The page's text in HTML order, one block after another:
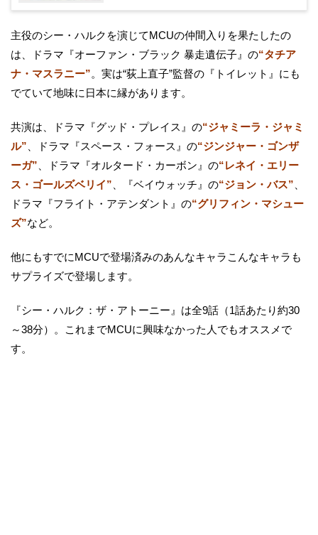
主役のシー・ハルクを演じてMCUの仲間入りを果たしたの
は、ドラマ『オーファン・ブラック 暴走遺伝子』の“タチア
ナ・マスラニー”。実は“荻上直子”監督の『トイレット』にも
でていて地味に日本に縁があります。
共演は、ドラマ『グッド・プレイス』の“ジャミーラ・ジャミ
ル” 、ドラマ『スペース・フォース』の“ジンジャー・ゴンザ
ーガ” 、ドラマ『オルタード・カーボン』の“レネイ・エリー
ス・ゴールズベリイ” 、『ベイウォッチ』の“ジョン・バス”
ドラマ『フライト・アテンダント』の“グリフィン・マシュー
ズ”など。
他にもすでにMCUで登場済みのあんなキャラこんなキャラも
サプライズで登場します。
『シー・ハルク：ザ・アトーニー』は全9話（1話あたり約30
～38分）。これまでMCUに興味なかった人でもオススメで
す。